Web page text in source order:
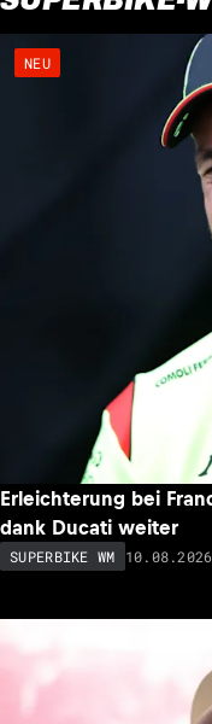
NEU
Erleichterung bei
dank Ducati weiter
SUPERBIKE WM